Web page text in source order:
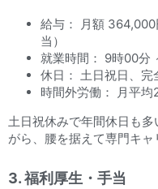
給与： 月額
当）
就業時間： 9時00分
休日： 土日祝日、完
時間外労働： 月平均
土日祝休みで年間休日も
がら、腰を据えて専門キャ
3. 福利厚生・手当